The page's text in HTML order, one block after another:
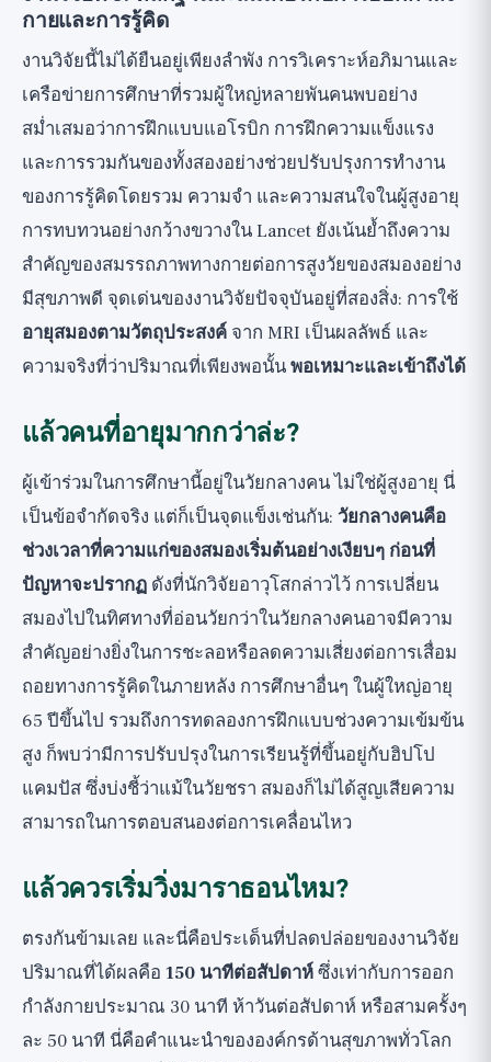
กายและการรู้คิด
งานวิจัยนี้ไม่ได้ยืนอยู่เพียงลำพัง การวิเคราะห์อภิมานและ
เครือข่ายการศึกษาที่รวมผู้ใหญ่หลายพันคนพบอย่าง
สม่ำเสมอว่าการฝึกแบบแอโรบิก การฝึกความแข็งแรง
และการรวมกันของทั้งสองอย่างช่วยปรับปรุงการทำงาน
ของการรู้คิดโดยรวม ความจำ และความสนใจในผู้สูงอายุ
การทบทวนอย่างกว้างขวางใน Lancet ยังเน้นย้ำถึงความ
สำคัญของสมรรถภาพทางกายต่อการสูงวัยของสมองอย่าง
มีสุขภาพดี จุดเด่นของงานวิจัยปัจจุบันอยู่ที่สองสิ่ง: การใช้
อายุสมองตามวัตถุประสงค์ จาก MRI เป็นผลลัพธ์ และ
ความจริงที่ว่าปริมาณที่เพียงพอนั้นพอเหมาะและเข้าถึงได้
แล้วคนที่อายุมากกว่าล่ะ?
ผู้เข้าร่วมในการศึกษานี้อยู่ในวัยกลางคน ไม่ใช่ผู้สูงอายุ นี่
เป็นข้อจำกัดจริง แต่ก็เป็นจุดแข็งเช่นกัน: วัยกลางคนคือ
ช่วงเวลาที่ความแก่ของสมองเริ่มต้นอย่างเงียบๆ ก่อนที่
ปัญหาจะปรากฏ ดังที่นักวิจัยอาวุโสกล่าวไว้ การเปลี่ยน
สมองไปในทิศทางที่อ่อนวัยกว่าในวัยกลางคนอาจมีความ
สำคัญอย่างยิ่งในการชะลอหรือลดความเสี่ยงต่อการเสื่อม
ถอยทางการรู้คิดในภายหลัง การศึกษาอื่นๆ ในผู้ใหญ่อายุ
65 ปีขึ้นไป รวมถึงการทดลองการฝึกแบบช่วงความเข้มข้น
สูง ก็พบว่ามีการปรับปรุงในการเรียนรู้ที่ขึ้นอยู่กับฮิปโป
แคมปัส ซึ่งบ่งชี้ว่าแม้ในวัยชรา สมองก็ไม่ได้สูญเสียความ
สามารถในการตอบสนองต่อการเคลื่อนไหว
แล้วควรเริ่มวิ่งมาราธอนไหม?
ตรงกันข้ามเลย และนี่คือประเด็นที่ปลดปล่อยของงานวิจัย
ปริมาณที่ได้ผลคือ 150 นาทีต่อสัปดาห์ซึ่งเท่ากับการออก
กำลังกายประมาณ 30 นาที ห้าวันต่อสัปดาห์ หรือสามครั้งๆ
ละ 50 นาที นี่คือคำแนะนำขององค์กรด้านสุขภาพทั่วโลก